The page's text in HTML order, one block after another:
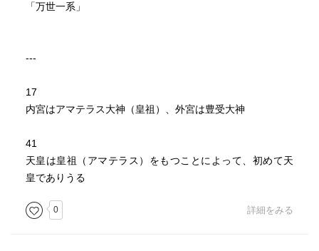
「万世一系」
---
17
内宮はアマテラス大神（皇祖）、外宮は豊受大神
41
天皇は皇祖（アマテラス）をもつことによって、初めて天
皇でありうる
0 詳細をみる